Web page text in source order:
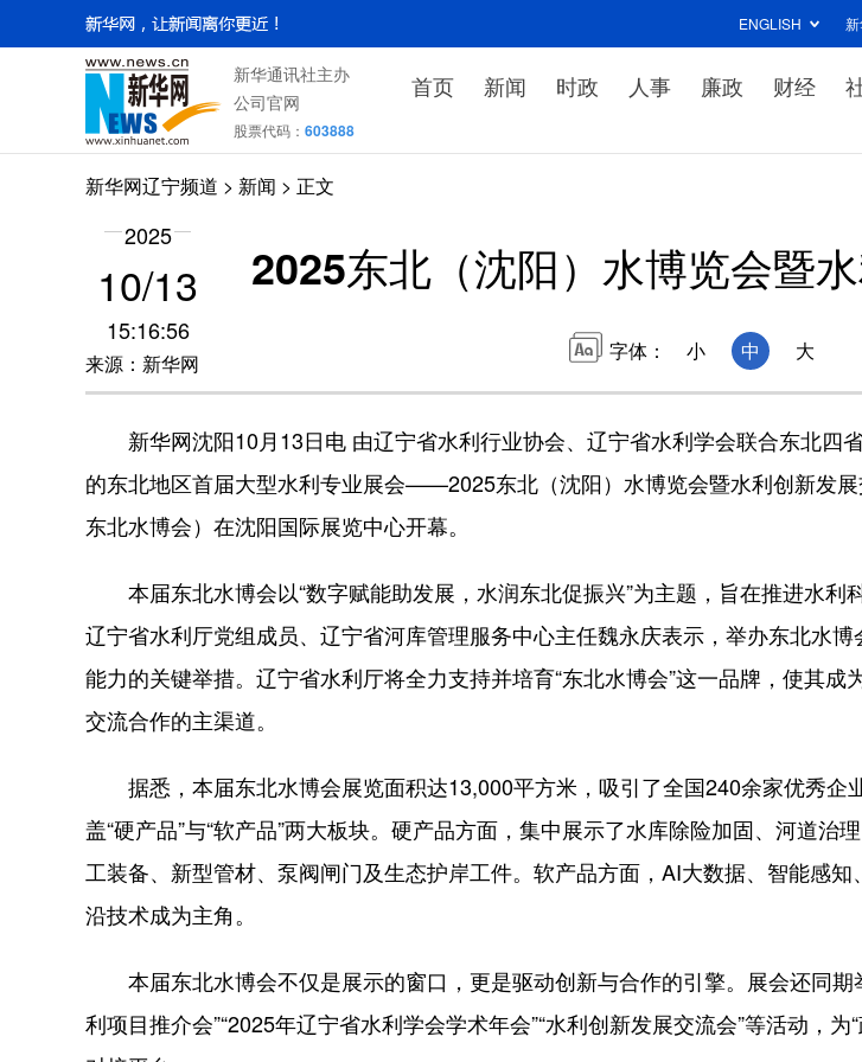
ENGLISH
新华通讯社主办
公司官网
股票代码： 603888
首页 新闻 时政 人事 廉政 财经
新华网辽宁频道 > 新闻 > 正文
2025
10/13
15:16:56
来源：新华网
2025东北（沈阳）水博览会暨
字体： 小 中 大
新华网沈阳10月13日电 由辽宁省水利行业协会、辽宁省水利学会联合东北四
的东北地区首届大型水利专业展会——2025东北（沈阳）水博览会暨水利创新发展
东北水博会）在沈阳国际展览中心开幕。
本届东北水博会以“数字赋能助发展，水润东北促振兴”为主题，旨在推进水利
辽宁省水利厅党组成员、辽宁省河库管理服务中心主任魏永庆表示，举办东北水
能力的关键举措。辽宁省水利厅将全力支持并培育“东北水博会”这一品牌，使其成
交流合作的主渠道。
据悉，本届东北水博会展览面积达13,000平方米，吸引了全国240余家优秀企
盖“硬产品”与“软产品”两大板块。硬产品方面，集中展示了水库除险加固、河道治
工装备、新型管材、泵阀闸门及生态护岸工件。软产品方面，AI大数据、智能感
沿技术成为主角。
本届东北水博会不仅是展示的窗口，更是驱动创新与合作的引擎。展会还同期
利项目推介会”“2025年辽宁省水利学会学术年会”“水利创新发展交流会”等活动，为